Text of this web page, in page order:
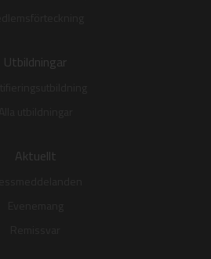
Utbildningar
Aktuellt